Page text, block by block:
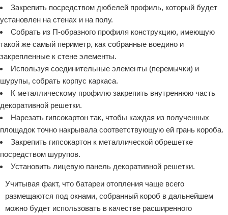
Закрепить посредством дюбелей профиль, который будет
установлен на стенах и на полу.
Собрать из П-образного профиля конструкцию, имеющую
такой же самый периметр, как собранные воедино и
закрепленные к стене элементы.
Используя соединительные элементы (перемычки) и
шурупы, собрать корпус каркаса.
К металлическому профилю закрепить внутреннюю часть
декоративной решетки.
Нарезать гипсокартон так, чтобы каждая из полученных
площадок точно накрывала соответствующую ей грань короба.
Закрепить гипсокартон к металлической обрешетке
посредством шурупов.
Установить лицевую панель декоративной решетки.
Учитывая факт, что батареи отопления чаще всего
размещаются под окнами, собранный короб в дальнейшем
можно будет использовать в качестве расширенного